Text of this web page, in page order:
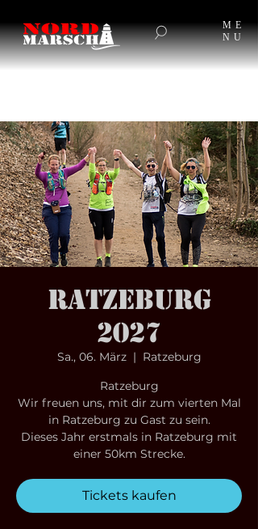
ME
NU
Ratzeburg
2027
Sa., 06. März
  |
Ratzeburg
Ratzeburg
Wir freuen uns, mit dir zum vierten Mal
in Ratzeburg zu Gast zu sein.
Dieses Jahr erstmals in Ratzeburg mit
einer 50km Strecke.
Tickets kaufen